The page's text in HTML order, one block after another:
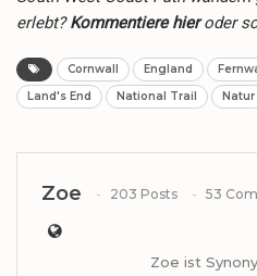
erlebt?Kommentiere hieroder
Cornwall England
Land's End
National Trail Natur
Zoe 203 Posts 53
Zoe ist